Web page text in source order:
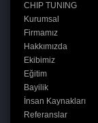
CHIP TUNING
Kurumsal
Firmamız
Hakkımızda
Ekibimiz
Eğitim
Bayilik
İnsan Kaynakları
Referanslar